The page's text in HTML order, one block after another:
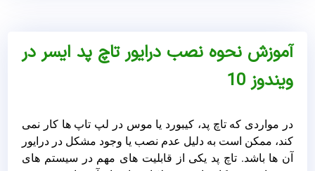
آموزش نحوه نصب درایور تاچ پد ایسر در
ویندوز 10
در مواردی که تاچ پد، کیبورد یا موس در لپ تاپ ها کار نمی
کند، ممکن است به دلیل عدم نصب یا وجود مشکل در درایور
آن ها باشد. تاچ پد یکی از قابلیت های مهم در سیستم های